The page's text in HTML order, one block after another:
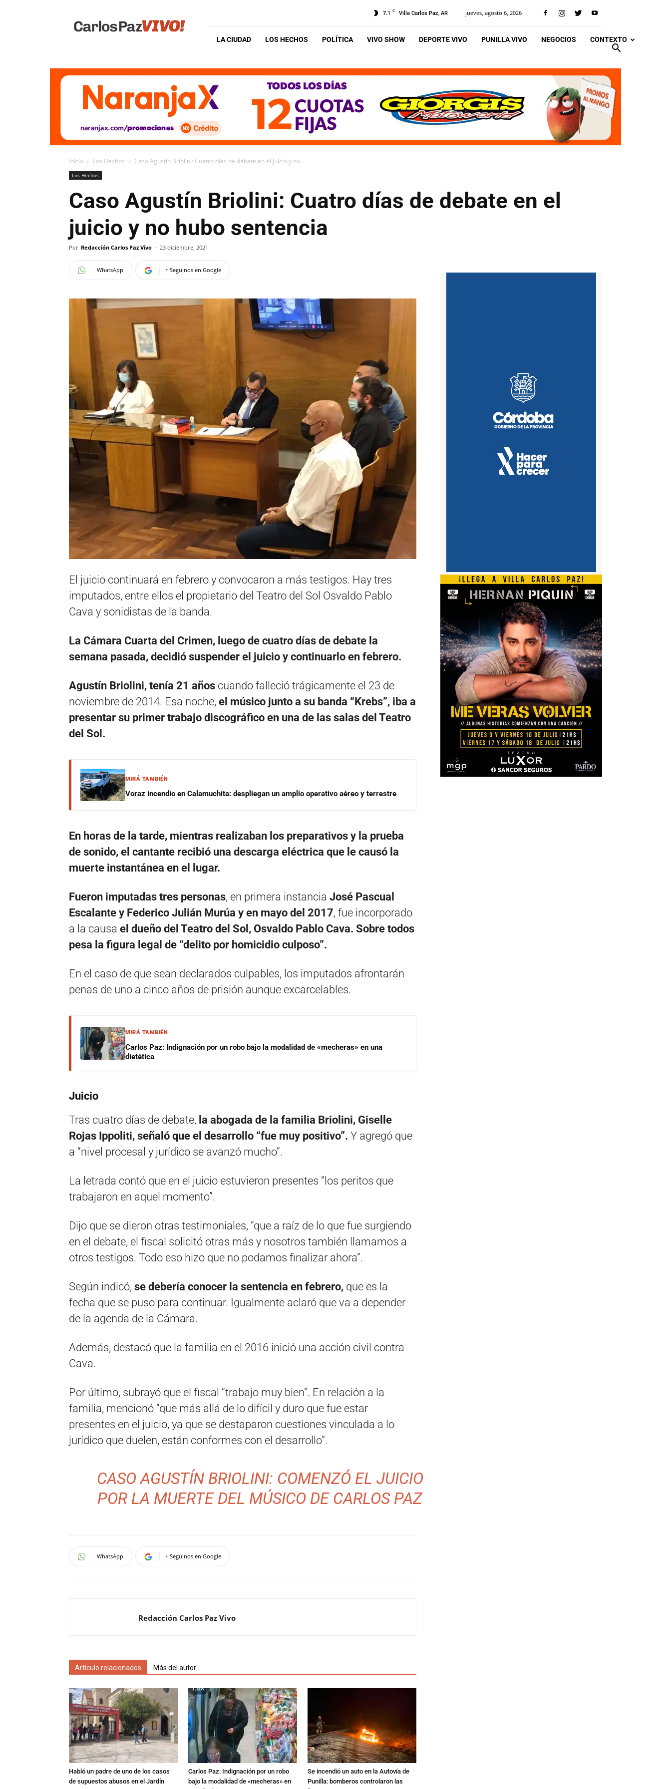
Vivo
7.1 C Villa Carlos Paz, AR jueves, agosto 6, 2026
LA CIUDAD LOS HECHOS POLÍTICA VIVO SHOW DEPORTE VIVO PUNILLA VIVO NEGOCIOS CONTEXTO
Inicio Los Hechos Caso Agustín Briolini: Cuatro días de debate en el juicio y no...
Los Hechos
Caso Agustín Briolini: Cuatro días de debate en el
juicio y no hubo sentencia
Por Redacción Carlos Paz Vivo - 23 diciembre, 2021
WhatsApp + Seguinos en Google
El juicio continuará en febrero y convocaron a más testigos. Hay tres
imputados, entre ellos el propietario del Teatro del Sol Osvaldo Pablo
Cava y sonidistas de la banda.
La Cámara Cuarta del Crimen, luego de cuatro días de debate la
semana pasada, decidió suspender el juicio y continuarlo en febrero.
Agustín Briolini, tenía 21 años cuando falleció trágicamente el 23 de
noviembre de 2014. Esa noche, el músico junto a su banda “Krebs”, iba a
presentar su primer trabajo discográfico en una de las salas del Teatro
del Sol.
MIRÁ TAMBIÉN
Voraz incendio en Calamuchita: despliegan un amplio operativo aéreo y terrestre
En horas de la tarde, mientras realizaban los preparativos y la prueba
de sonido, el cantante recibió una descarga eléctrica que le causó la
muerte instantánea en el lugar.
Fueron imputadas tres personas, en primera instancia José Pascual
Escalante y Federico Julián Murúa y en mayo del 2017, fue incorporado
a la causa el dueño del Teatro del Sol, Osvaldo Pablo Cava. Sobre todos
pesa la figura legal de “delito por homicidio culposo”.
En el caso de que sean declarados culpables, los imputados afrontarán
penas de uno a cinco años de prisión aunque excarcelables.
MIRÁ TAMBIÉN
Carlos Paz: Indignación por un robo bajo la modalidad de «mecheras» en una
dietética
Juicio
Tras cuatro días de debate, la abogada de la familia Briolini, Giselle
Rojas Ippoliti, señaló que el desarrollo “fue muy positivo”. Y agregó que
a “nivel procesal y jurídico se avanzó mucho”.
La letrada contó que en el juicio estuvieron presentes “los peritos que
trabajaron en aquel momento”.
Dijo que se dieron otras testimoniales, “que a raíz de lo que fue surgiendo
en el debate, el fiscal solicitó otras más y nosotros también llamamos a
otros testigos. Todo eso hizo que no podamos finalizar ahora”.
Según indicó, se debería conocer la sentencia en febrero, que es la
fecha que se puso para continuar. Igualmente aclaró que va a depender
de la agenda de la Cámara.
Además, destacó que la familia en el 2016 inició una acción civil contra
Cava.
Por último, subrayó que el fiscal “trabajo muy bien”. En relación a la
familia, mencionó “que más allá de lo difícil y duro que fue estar
presentes en el juicio, ya que se destaparon cuestiones vinculada a lo
jurídico que duelen, están conformes con el desarrollo”.
CASO AGUSTÍN BRIOLINI: COMENZÓ EL JUICIO
POR LA MUERTE DEL MÚSICO DE CARLOS PAZ
WhatsApp + Seguinos en Google
Redacción Carlos Paz Vivo
Artículo relacionados Más del autor
Habló un padre de uno de los casos
de supuestos abusos en el Jardín
Carlos Paz: Indignación por un robo
bajo la modalidad de «mecheras» en
Se incendió un auto en la Autovía de
Punilla: bomberos controlaron las